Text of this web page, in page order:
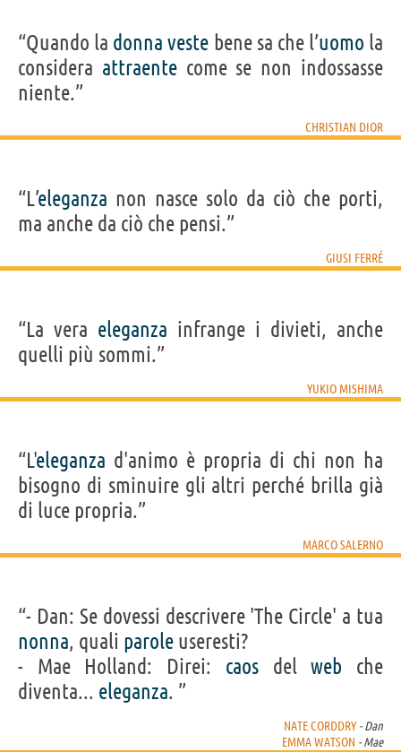
“Quando la donna veste bene sa che l’uomo la
considera attraentecome se non indossasse
niente.”
CHRISTIAN DIOR
“L’eleganza non nasce solo da ciò che porti,
ma anche da ciò che pensi.”
GIUSI FERRÉ
“La vera eleganza infrange i divieti, anche
quelli più sommi.”
YUKIO MISHIMA
“L'eleganza d'animo è propria di chi non ha
bisogno di sminuire gli altri perché brilla già
di luce propria.”
MARCO SALERNO
“- Dan: Se dovessi descrivere 'The Circle' a tua
nonna, quali parole useresti?
- Mae Holland: Direi: caosdelweb che
diventa... eleganza. ”
NATE CORDDRY - Dan
EMMA WATSON - Mae